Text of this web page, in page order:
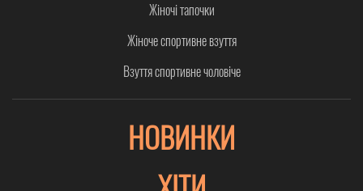
Жіночі тапочки
Жіноче спортивне взуття
Взуття спортивне чоловіче
НОВИНКИ